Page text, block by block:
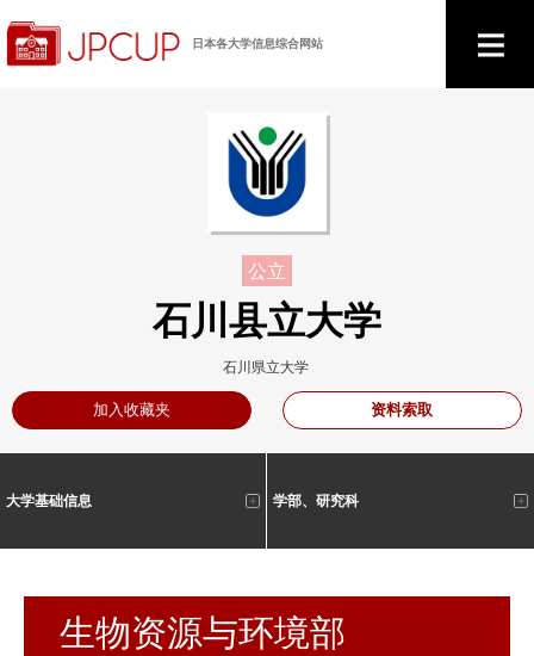
日本各大学信息综合网站
公立
石川县立大学
石川県立大学
加入收藏夹 资料索取
大学基础信息 学部、研究科
生物资源与环境部